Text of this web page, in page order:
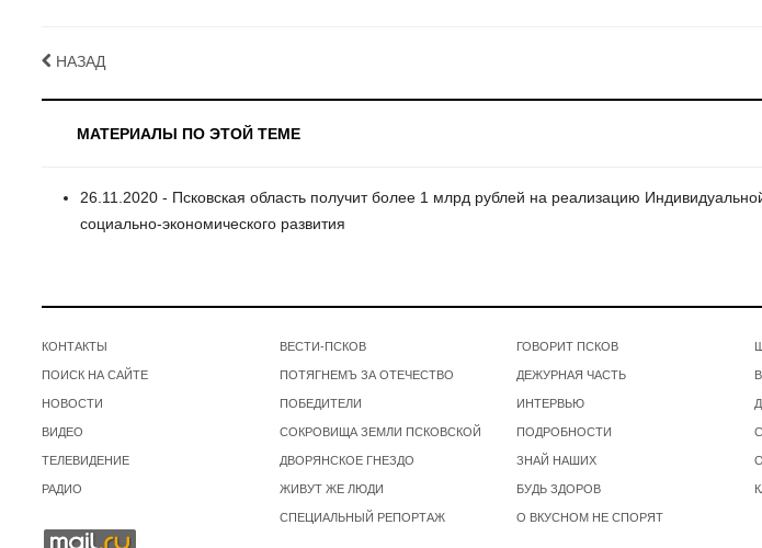
НАЗАД
МАТЕРИАЛЫ ПО ЭТОЙ ТЕМЕ
26.11.2020 - Псковская область получит более 1 млрд рублей на реализацию
социально-экономического развития
КОНТАКТЫ
ПОИСК НА САЙТЕ
НОВОСТИ
ВИДЕО
ТЕЛЕВИДЕНИЕ
РАДИО
ВЕСТИ-ПСКОВ
ПОТЯГНЕМЪ ЗА ОТЕЧЕСТВО
ПОБЕДИТЕЛИ
СОКРОВИЩА ЗЕМЛИ ПСКОВСКОЙ
ДВОРЯНСКОЕ ГНЕЗДО
ЖИВУТ ЖЕ ЛЮДИ
СПЕЦИАЛЬНЫЙ РЕПОРТАЖ
ГОВОРИТ ПСКОВ
ДЕЖУРНАЯ ЧАСТЬ
ИНТЕРВЬЮ
ПОДРОБНОСТИ
ЗНАЙ НАШИХ
БУДЬ ЗДОРОВ
О ВКУСНОМ НЕ СПОРЯТ